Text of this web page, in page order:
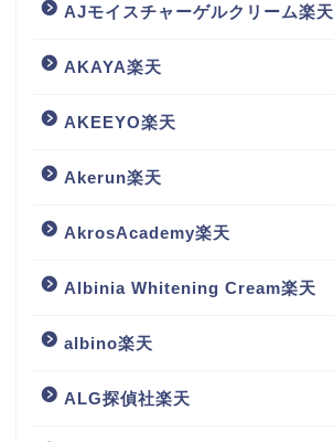
AJモイスチャーゲルクリーム楽天
AKAYA楽天
AKEEYO楽天
Akerun楽天
AkrosAcademy楽天
Albinia Whitening Cream楽天
albino楽天
ALG探偵社楽天